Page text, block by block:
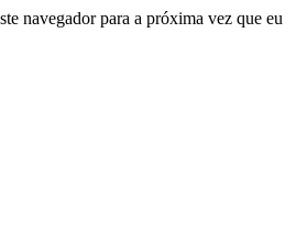
navegador para a próxima vez que eu